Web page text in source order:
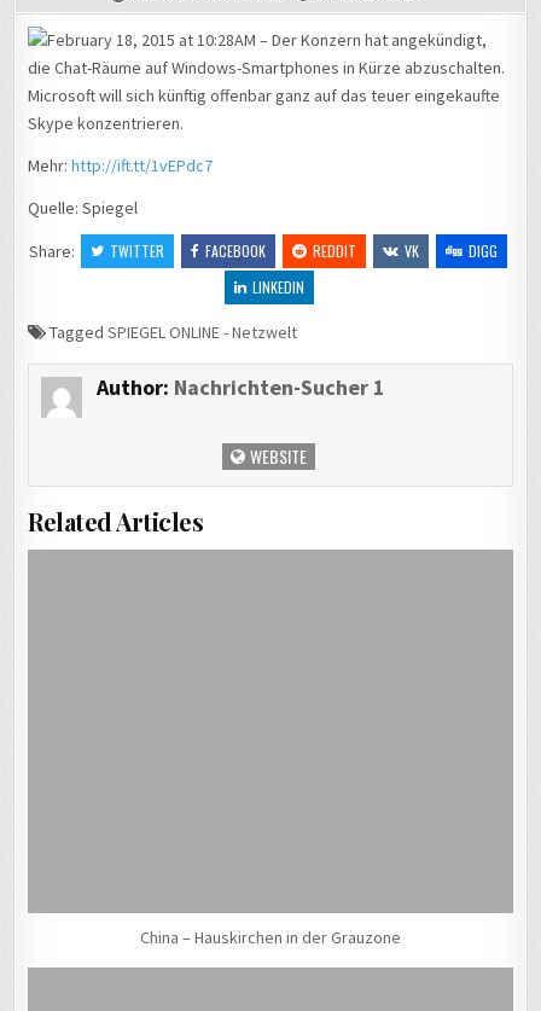
February 18, 2015 at 10:28AM –Der Konzern hat angekündigt,
die Chat-Räume auf Windows-Smartphones in Kürze abzuschalten.
Microsoft will sich künftig offenbar ganz auf das teuer eingekaufte
Skype konzentrieren.
Mehr:http://ift.tt/1vEPdc7
Quelle: Spiegel
Share:
TWITTER FACEBOOK REDDIT VK
DIGG
LINKEDIN
TaggedSPIEGEL ONLINE - Netzwelt
Author: Nachrichten-Sucher 1
WEBSITE
Related Articles
China – Hauskirchen in der Grauzone